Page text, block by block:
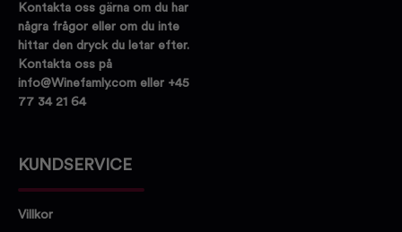
Kontakta oss gärna om du har
några frågor eller om du inte
hittar den dryck du letar efter.
Kontakta oss på
info@Winefamly.com eller +45
77 34 21 64
KUNDSERVICE
Villkor